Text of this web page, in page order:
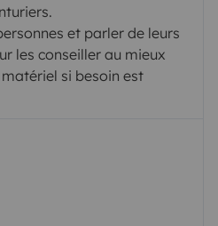
et parler de leurs
les conseiller au mieux
si besoin est